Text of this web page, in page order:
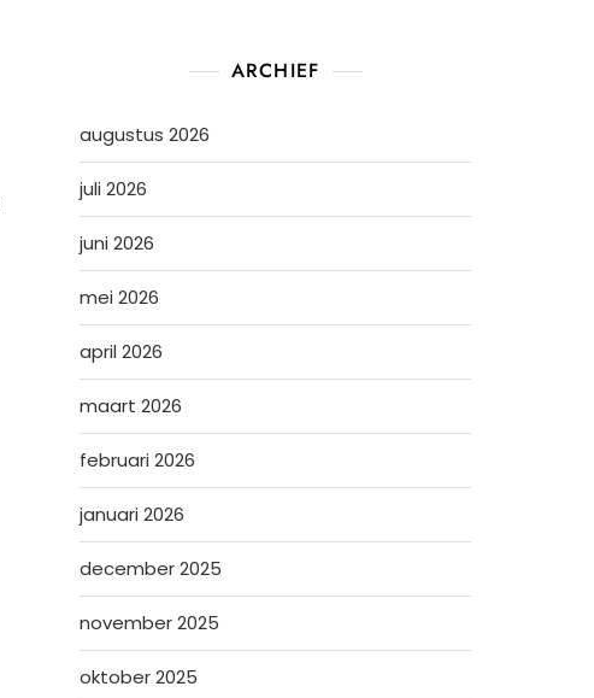
ARCHIEF
augustus 2026
juli 2026
juni 2026
mei 2026
april 2026
maart 2026
februari 2026
januari 2026
december 2025
november 2025
oktober 2025